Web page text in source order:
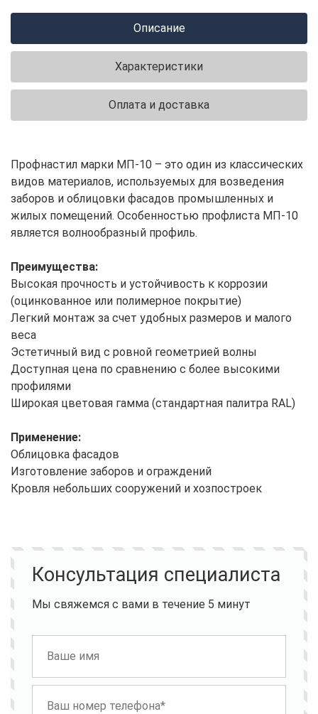
Описание
Характеристики
Оплата и доставка
Профнастил марки МП-10 – это один из классических
видов материалов, используемых для возведения
заборов и облицовки фасадов промышленных и
жилых помещений. Особенностью профлиста МП-10
является волнообразный профиль.
Преимущества:
Высокая прочность и устойчивость к коррозии
(оцинкованное или полимерное покрытие)
Легкий монтаж за счет удобных размеров и малого
веса
Эстетичный вид с ровной геометрией волны
Доступная цена по сравнению с более высокими
профилями
Широкая цветовая гамма (стандартная палитра RAL)
Применение:
Облицовка фасадов
Изготовление заборов и ограждений
Кровля небольших сооружений и хозпостроек
Консультация специалиста
Мы свяжемся с вами в течение 5 минут